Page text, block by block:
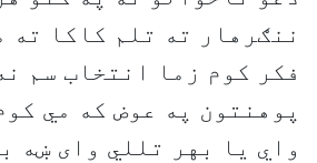
ننګرهار ته تلم کاکا ته
فکر کوم زما انتخاب سم
پوهنتون په عوض که مي
واي یا بهر تللي وای ښه